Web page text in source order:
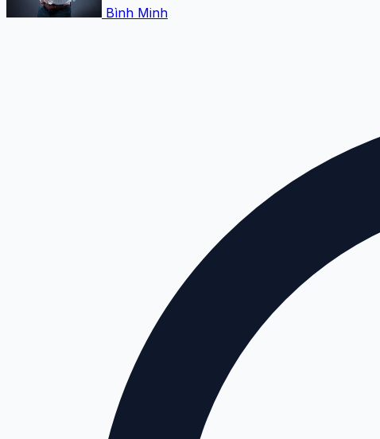
Bình Minh